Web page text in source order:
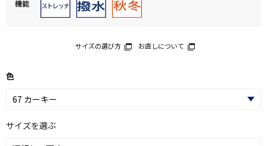
機能
サイズの選び方 お直しについて
色
サイズを選ぶ